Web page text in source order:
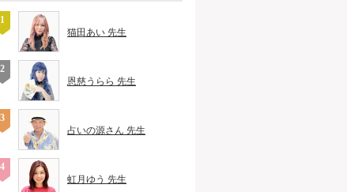
猫田あい 先生
恩慈うらら 先生
占いの源さん 先生
虹月ゆう 先生